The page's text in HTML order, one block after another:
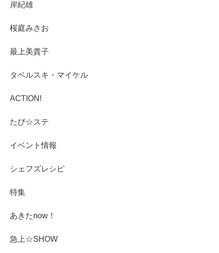
岸紀雄
桜庭みさお
最上美貴子
タベルスキ・マイケル
ACTION!
たび☆ステ
イベント情報
シェフズレシピ
特集
あきたnow！
急上☆SHOW